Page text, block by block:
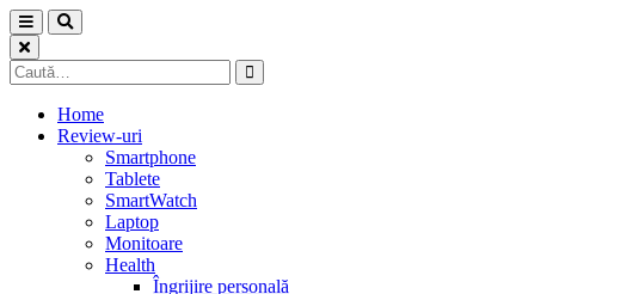
Skip
to
content
Caută
după:
Home
Review-uri
Smartphone
Tablete
SmartWatch
Laptop
Monitoare
Health
Îngrijire personală